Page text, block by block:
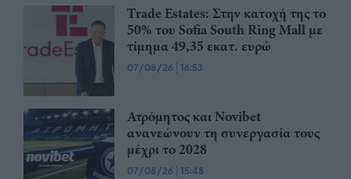
Trade Estates: Στην κατοχή της το
50% του Sofia South Ring Mall με
τίμημα 49,35 εκατ. ευρώ
07/08/26 | 16:53
Ατρόμητος και Novibet
ανανεώνουν τη συνεργασία τους
μέχρι το 2028
07/08/26 | 15:48